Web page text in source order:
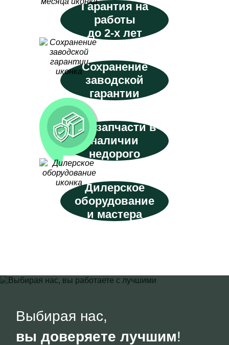
Гарантия на
работы
до 2-х лет
Сохранение
заводской
гарантии
Все запчасти в
наличии
недорого
Дилерское
оборудование
и мастера
Выбирая нас,
вы доверяете лучшим!